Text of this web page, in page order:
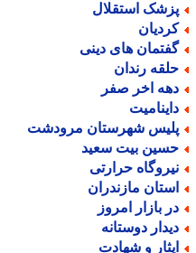
استقلال
های دینی
رندان
اخر صفر
شهرستان مرودشت
بیت سعید
حرارتی
مازندران
بازار امروز
دوستانه
و شهادت